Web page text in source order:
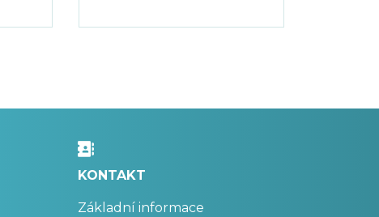
KONTAKT
Základní informace